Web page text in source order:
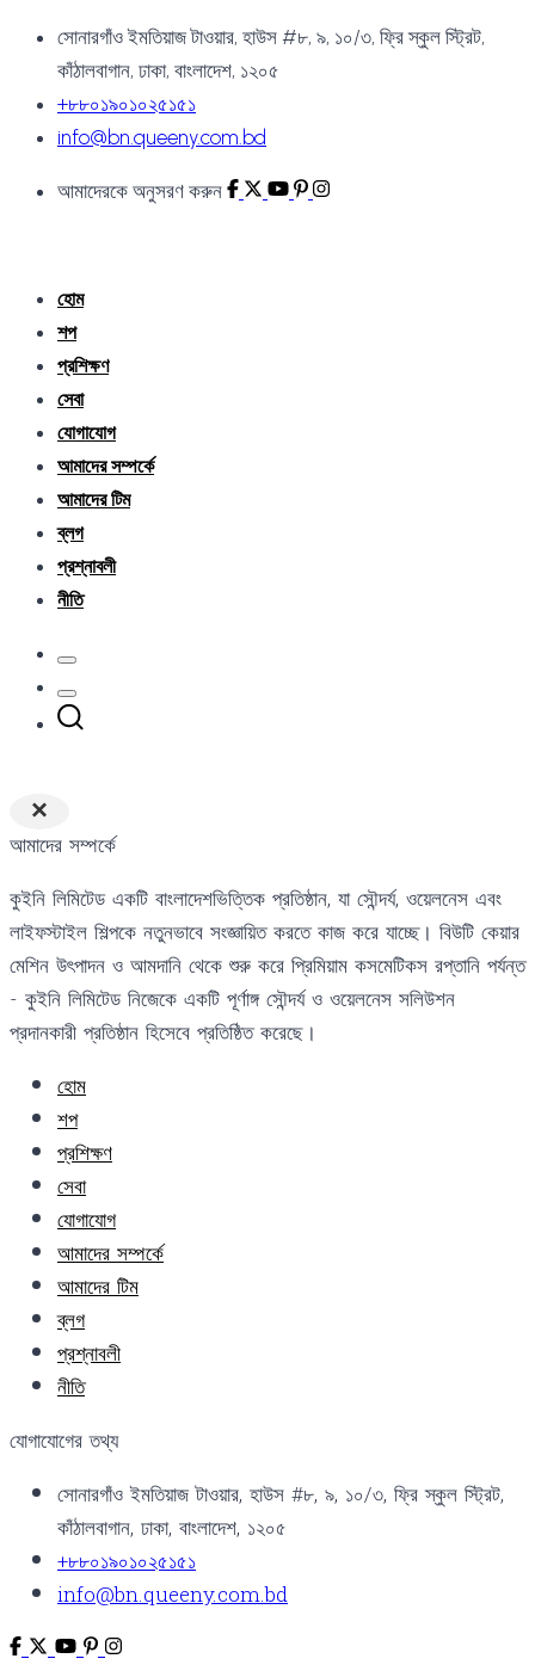
সোনারগাঁও ইমতিয়াজ টাওয়ার, হাউস #৮, ৯, ১০/৩, ফ্রি স্কুল স্ট্রিট,
কাঁঠালবাগান, ঢাকা, বাংলাদেশ, ১২০৫
+৮৮০১৯০১০২৫১৫১
info@bn.queeny.com.bd
আমাদেরকে অনুসরণ করুন
হোম
শপ
প্রশিক্ষণ
সেবা
যোগাযোগ
আমাদের সম্পর্কে
আমাদের টিম
ব্লগ
প্রশ্নাবলী
নীতি
×
আমাদের সম্পর্কে
কুইনি লিমিটেড একটি বাংলাদেশভিত্তিক প্রতিষ্ঠান, যা সৌন্দর্য, ওয়েলনেস এবং
লাইফস্টাইল শিল্পকে নতুনভাবে সংজ্ঞায়িত করতে কাজ করে যাচ্ছে। বিউটি কেয়ার
মেশিন উৎপাদন ও আমদানি থেকে শুরু করে প্রিমিয়াম কসমেটিকস রপ্তানি পর্যন্ত
- কুইনি লিমিটেড নিজেকে একটি পূর্ণাঙ্গ সৌন্দর্য ও ওয়েলনেস সলিউশন
প্রদানকারী প্রতিষ্ঠান হিসেবে প্রতিষ্ঠিত করেছে।
হোম
শপ
প্রশিক্ষণ
সেবা
যোগাযোগ
আমাদের সম্পর্কে
আমাদের টিম
ব্লগ
প্রশ্নাবলী
নীতি
যোগাযোগের তথ্য
সোনারগাঁও ইমতিয়াজ টাওয়ার, হাউস #৮, ৯, ১০/৩, ফ্রি স্কুল স্ট্রিট,
কাঁঠালবাগান, ঢাকা, বাংলাদেশ, ১২০৫
+৮৮০১৯০১০২৫১৫১
info@bn.queeny.com.bd